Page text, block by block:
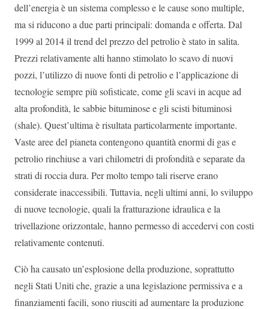
dell’energia è un sistema complesso e le cause sono multiple,
ma si riducono a due parti principali: domanda e offerta. Dal
1999 al 2014 il trend del prezzo del petrolio è stato in salita.
Prezzi relativamente alti hanno stimolato lo scavo di nuovi
pozzi, l’utilizzo di nuove fonti di petrolio e l’applicazione di
tecnologie sempre più sofisticate, come gli scavi in acque ad
alta profondità, le sabbie bituminose e gli scisti bituminosi
(shale). Quest’ultima è risultata particolarmente importante.
Vaste aree del pianeta contengono quantità enormi di gas e
petrolio rinchiuse a vari chilometri di profondità e separate da
strati di roccia dura. Per molto tempo tali riserve erano
considerate inaccessibili. Tuttavia, negli ultimi anni, lo sviluppo
di nuove tecnologie, quali la fratturazione idraulica e la
trivellazione orizzontale, hanno permesso di accedervi con costi
relativamente contenuti.
Ciò ha causato un’esplosione della produzione, soprattutto
negli Stati Uniti che, grazie a una legislazione permissiva e a
finanziamenti facili, sono riusciti ad aumentare la produzione